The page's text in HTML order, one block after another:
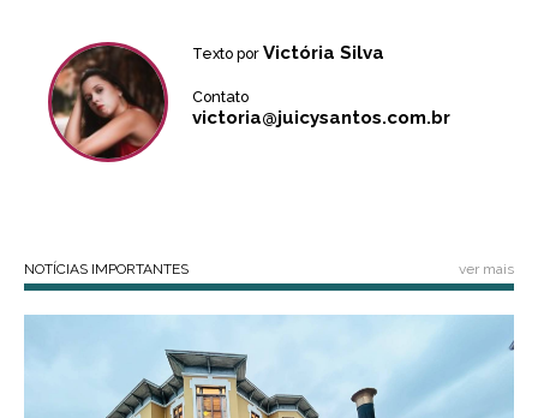
Texto por Victória Silva
Contato
victoria@juicysantos.com.br
NOTÍCIAS IMPORTANTES ver mais